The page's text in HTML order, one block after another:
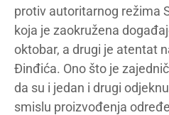
protiv autoritarnog režima
koja je zaokružena
oktobar, a drugi je atentat
Đinđića. Ono što je
da su i jedan i drugi
smislu proizvođenja